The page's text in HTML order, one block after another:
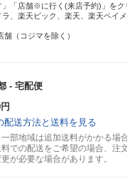
」「店舗※に行く(来店予約)」をク
、楽天ビック、楽天、楽天ペイ
（コジマを除く）
- 宅配便
配送方法と送料を見る
部地域は追加送料がかかる場
での配送をご希望の場合、注
が必要な場合があります。